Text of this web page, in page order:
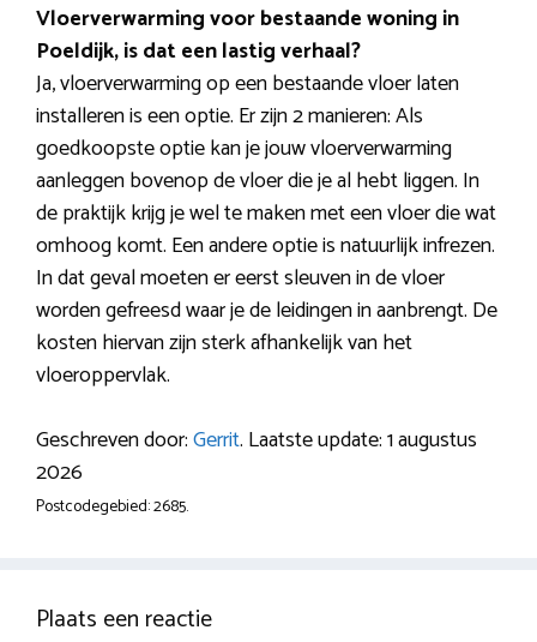
Vloerverwarming voor bestaande woning in
Poeldijk, is dat een lastig verhaal?
Ja, vloerverwarming op een bestaande vloer laten
installeren is een optie. Er zijn 2 manieren: Als
goedkoopste optie kan je jouw vloerverwarming
aanleggen bovenop de vloer die je al hebt liggen. In
de praktijk krijg je wel te maken met een vloer die wat
omhoog komt. Een andere optie is natuurlijk infrezen.
In dat geval moeten er eerst sleuven in de vloer
worden gefreesd waar je de leidingen in aanbrengt. De
kosten hiervan zijn sterk afhankelijk van het
vloeroppervlak.
Geschreven door:Gerrit. Laatste update: 1 augustus
2026
Postcodegebied: 2685.
Plaats een reactie